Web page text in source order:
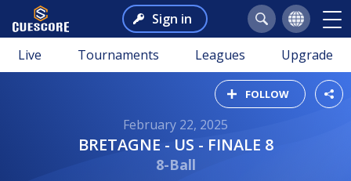
Sign in
Live Tournaments Leagues Upgrade
FOLLOW
February 22, 2025
BRETAGNE - US - FINALE 8
8-Ball